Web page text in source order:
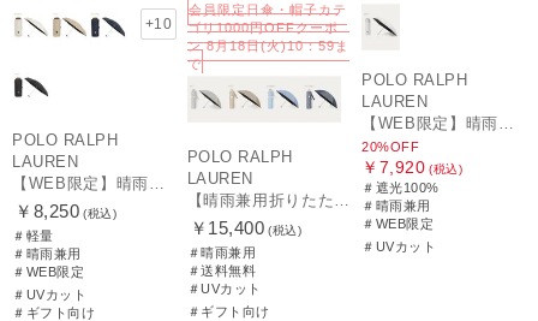
+10
POLO RALPH
LAUREN
￥8,250 (税込)
＃軽量
＃晴雨兼用
＃WEB限定
＃UVカット
＃ギフト向け
会員限定日傘・帽子カテ
ゴリ1000円OFFクーポ
ン 8月18日(火)10：59ま
で
POLO RALPH
LAUREN
￥15,400 (税込)
＃晴雨兼用
＃送料無料
＃UVカット
＃ギフト向け
POLO RALPH
LAUREN
20%OFF
￥7,920 (税込)
＃遮光100%
＃晴雨兼用
＃WEB限定
＃UVカット